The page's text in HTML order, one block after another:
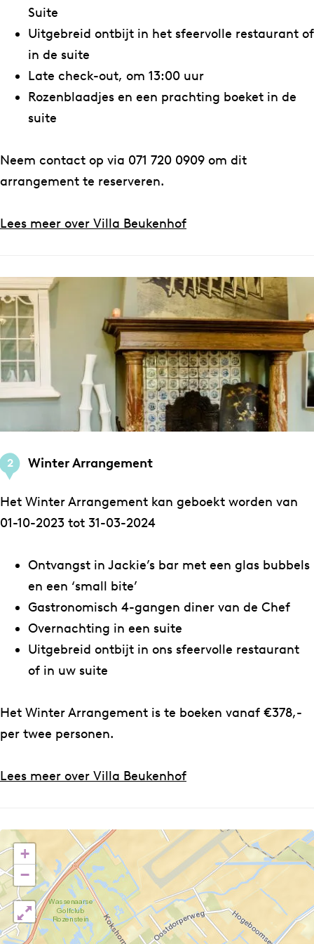
Suite
Uitgebreid ontbijt in het sfeervolle restaurant of
in de suite
Late check-out, om 13:00 uur
Rozenblaadjes en een prachting boeket in de
suite
Neem contact op via 071 720 0909 om dit
arrangement te reserveren.
Lees meer over Villa Beukenhof
2 Winter Arrangement
Het Winter Arrangement kan geboekt worden van
01-10-2023 tot 31-03-2024
Ontvangst in Jackie’s bar met een glas bubbels
en een ‘small bite’
Gastronomisch 4-gangen diner van de Chef
Overnachting in een suite
Uitgebreid ontbijt in ons sfeervolle restaurant
of in uw suite
Het Winter Arrangement is te boeken vanaf €378,-
per twee personen.
Lees meer over Villa Beukenhof
+
−